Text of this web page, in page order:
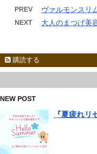
PREV ヴァルモンスリ
NEXT 大人のまつげ美
購読する
NEW POST
『夏疲れリ